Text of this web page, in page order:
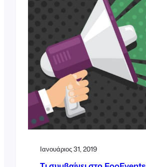
Ιανουάριος 31, 2019